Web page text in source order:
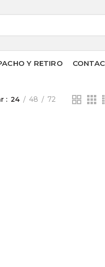
Y RETIRO
24 48 72